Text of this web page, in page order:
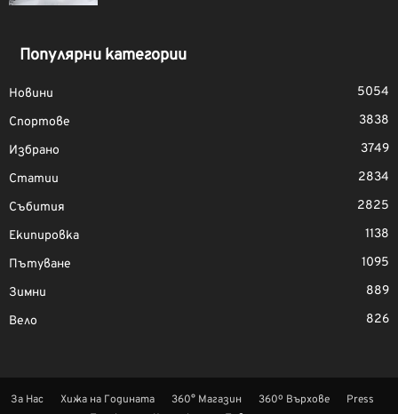
Популярни категории
Новини
5054
Спортове
3838
Избрано
3749
Статии
2834
Събития
2825
Екипировка
1138
Пътуване
1095
Зимни
889
Вело
826
За Нас Хижа на Годината 360° Магазин 360º Върхове
Press